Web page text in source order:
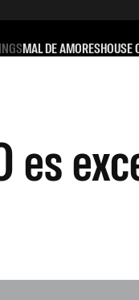
MAL DE AMORESHOUSE
es